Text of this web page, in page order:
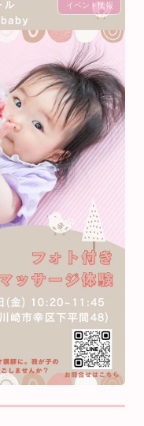
イベント情報